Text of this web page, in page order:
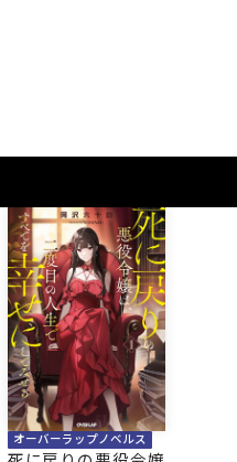
オーバーラップノベルス